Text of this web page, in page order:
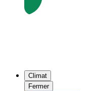
Climat
Fermer